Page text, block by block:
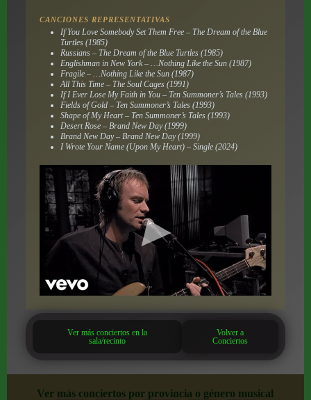
CANCIONES REPRESENTATIVAS
If You Love Somebody Set Them Free – The Dream of the Blue
Turtles (1985)
Russians – The Dream of the Blue Turtles (1985)
Englishman in New York – …Nothing Like the Sun (1987)
Fragile – …Nothing Like the Sun (1987)
All This Time – The Soul Cages (1991)
If I Ever Lose My Faith in You – Ten Summoner’s Tales (1993)
Fields of Gold – Ten Summoner’s Tales (1993)
Shape of My Heart – Ten Summoner’s Tales (1993)
Desert Rose – Brand New Day (1999)
Brand New Day – Brand New Day (1999)
I Wrote Your Name (Upon My Heart) – Single (2024)
Ver más conciertos en la
sala/recinto
Volver a
Conciertos
Ver más conciertos por provincia o género musical